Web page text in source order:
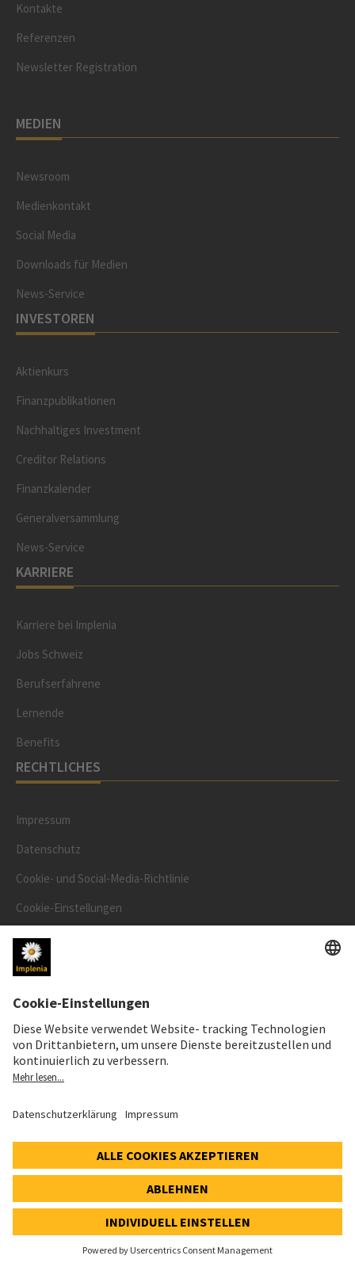
Kontakte
Referenzen
Newsletter Registration
MEDIEN
Newsroom
Medienkontakt
Social Media
Downloads für Medien
News-Service
INVESTOREN
Aktienkurs
Finanzpublikationen
Nachhaltiges Investment
Creditor Relations
Finanzkalender
Generalversammlung
News-Service
KARRIERE
Karriere bei Implenia
Jobs Schweiz
Berufserfahrene
Lernende
Benefits
RECHTLICHES
Impressum
Datenschutz
Cookie- und Social-Media-Richtlinie
Cookie-Einstellungen
Speak Up Line
AKTIENKURS
SWX: Implenia AG
63,20 CHF
-1,20 CHF (-1,86%)
© 2026 Implenia AG